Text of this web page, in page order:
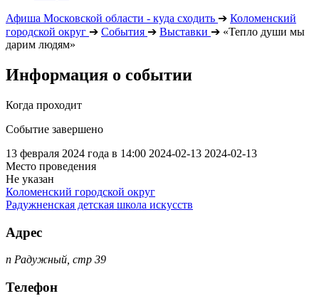
Афиша Московской области - куда сходить ➔ Коломенский
городской округ ➔ События ➔ Выставки ➔ «Тепло души мы
дарим людям»
Информация о событии
Когда проходит
Событие завершено
13 февраля 2024 года в 14:00 2024-02-13 2024-02-13
Место проведения
Не указан
Коломенский городской округ
Радужненская детская школа искусств
Адрес
п Радужный, стр 39
Телефон